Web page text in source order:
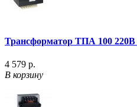
Трансформатор ТПА 100 220В
4 579 р.
В корзину